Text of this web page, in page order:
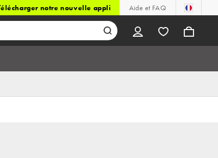
notre nouvelle appli Aide et FAQ